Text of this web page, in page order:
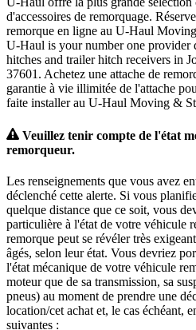
d'accessoires de remorquage.
remorque en ligne au U-Haul
U-Haul is your number one provider
hitches and trailer hitch receivers in
37601. Achetez une attache de
garantie à vie illimitée de l'attache
faite installer au U-Haul Moving &
Veuillez tenir compte de l'état
remorqueur.
Les renseignements que vous avez
déclenché cette alerte. Si vous
quelque distance que ce soit, vous
particulière à l'état de votre véhicule
remorque peut se révéler très
âgés, selon leur état. Vous devriez
l'état mécanique de votre véhicule
moteur que de sa transmission, sa
pneus) au moment de prendre une
location/cet achat et, le cas échéant,
suivantes :